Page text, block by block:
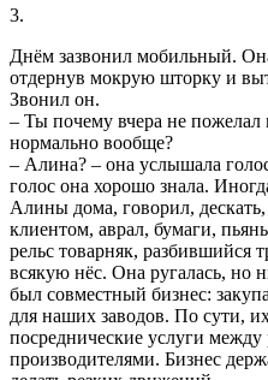
3.
Днём зазвонил мобильный.
отдернув мокрую шторку и
Звонил он.
– Ты почему вчера не
нормально вообще?
– Алина? – она услышала
голос она хорошо знала.
Алины дома, говорил,
клиентом, аврал, бумаги,
рельс товарняк, разбившийся
всякую нёс. Она ругалась, но
был совместный бизнес:
для наших заводов. По сути,
посреднические услуги
производителями. Бизнес